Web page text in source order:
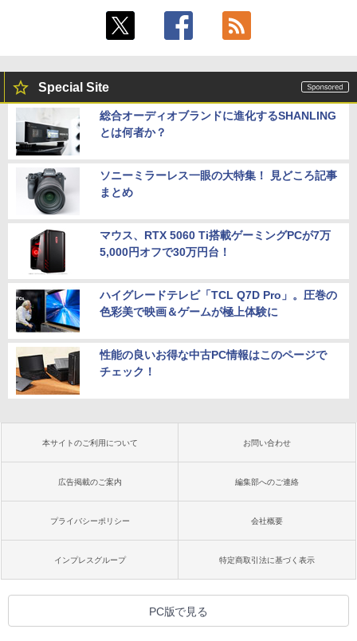
Special Site
総合オーディオブランドに進化するSHANLING
とは何者か？
ソニーミラーレス一眼の大特集！ 見どころ記事
まとめ
マウス、RTX 5060 Ti搭載ゲーミングPCが7万
5,000円オフで30万円台！
ハイグレードテレビ「TCL Q7D Pro」。圧巻の
色彩美で映画＆ゲームが極上体験に
性能の良いお得な中古PC情報はこのページで
チェック！
本サイトのご利用について お問い合わせ
広告掲載のご案内 編集部へのご連絡
プライバシーポリシー 会社概要
インプレスグループ 特定商取引法に基づく表示
PC版で見る